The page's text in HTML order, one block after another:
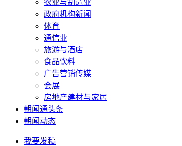
农业与制造业
政府机构新闻
体育
通信业
旅游与酒店
食品饮料
广告营销传媒
会展
房地产建材与家居
朝闻通头条
朝闻动态
我要发稿